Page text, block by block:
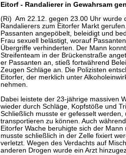
Eitorf - Randalierer in Gewahrsam
(Ri) Am 22.12. gegen 23.00 Uhr wurde
Randalierers zum Eitorfer Markt
Passanten angepöbelt, beleidigt und
Frau sexuell belästigt, worauf
Übergriffe verhinderten. Der Mann
Streifenteam in der Brückenstraße
er Passanten an, stieß fortwährend
Zeugen Schläge an. Die Polizisten
Eitorfer, der merklich unter
nehmen.
Dabei leistete der 23-jährige massiven
wieder durch Schläge, Kopfstöße und
Schließlich musste er gefesselt werden,
transportieren zu können. Auch
Eitorfer Wache beruhigte sich der
musste schließlich in der Zelle fixiert
verletzt. Wegen des Verdachts auf
anderen Drogen wurde ein Arzt